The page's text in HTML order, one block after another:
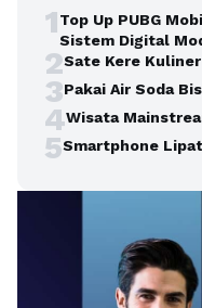
1Top Up PUBG
Sistem Digital
2Sate Kere
3Pakai Air Soda
4Wisata
5Smartphone